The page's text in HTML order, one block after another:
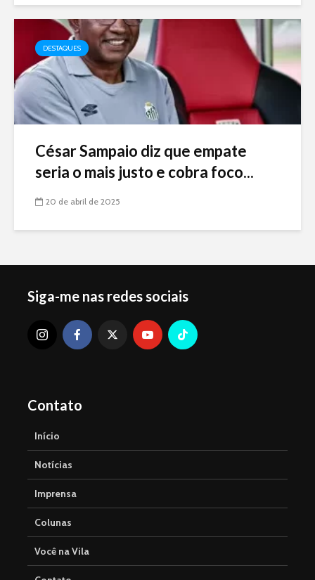
DESTAQUES
César Sampaio diz que empate
seria o mais justo e cobra foco...
20 de abril de 2025
Siga-me nas redes sociais
Contato
Início
Notícias
Imprensa
Colunas
Você na Vila